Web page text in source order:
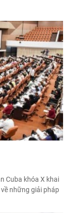
Cuba khóa X khai
những giải pháp